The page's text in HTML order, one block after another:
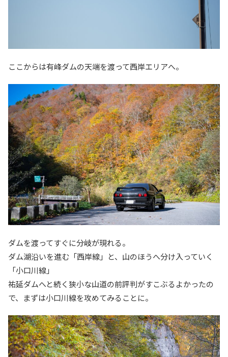
ここからは有峰ダムの天端を渡って西岸エリアへ。
ダムを渡ってすぐに分岐が現れる。
ダム湖沿いを進む「西岸線」と、山のほうへ分け入っていく
「小口川線」
祐延ダムへと続く狭小な山道の前評判がすこぶるよかったの
で、まずは小口川線を攻めてみることに。